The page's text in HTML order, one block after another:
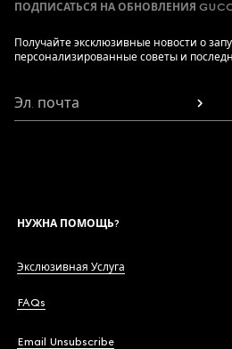
ПОДПИСАТЬСЯ НА ОБНОВЛЕНИЯ
Получайте эксклюзивные новости о
персонализированные советы и
Эл. почта
НУЖНА ПОМОЩЬ?
Экслюзивная Услуга
FAQs
Email Unsubscribe